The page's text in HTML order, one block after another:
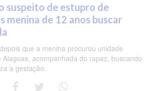
suspeito de estupro de
menina de 12 anos buscar
que a menina procurou unidade
acompanhada do rapaz, buscando
a gestação.